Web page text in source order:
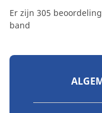
Er zijn 305
band